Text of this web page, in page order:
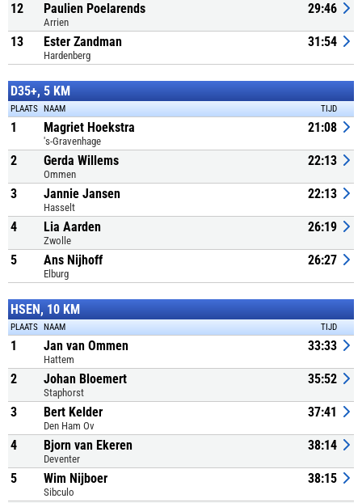
12 Paulien Poelarends
Arrien
29:46
13 Ester Zandman
Hardenberg
31:54
D35+, 5 KM
PLAATS NAAM TIJD
1 Magriet Hoekstra
's-Gravenhage
21:08
2 Gerda Willems
Ommen
22:13
3 Jannie Jansen
Hasselt
22:13
4 Lia Aarden
Zwolle
26:19
5 Ans Nijhoff
Elburg
26:27
HSEN, 10 KM
PLAATS NAAM TIJD
1 Jan van Ommen
Hattem
33:33
2 Johan Bloemert
Staphorst
35:52
3 Bert Kelder
Den Ham Ov
37:41
4 Bjorn van Ekeren
Deventer
38:14
5 Wim Nijboer
Sibculo
38:15